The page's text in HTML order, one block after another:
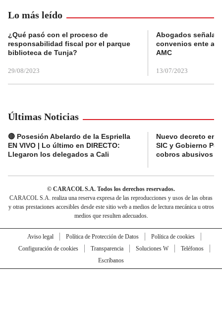
Lo más leído
¿Qué pasó con el proceso de
responsabilidad fiscal por el parque
biblioteca de Tunja?
29/08/2023
Abogados
convenios ente
AMC
13/07/2023
Últimas Noticias
🔴 Posesión Abelardo de la Espriella
EN VIVO | Lo último en DIRECTO:
Llegaron los delegados a Cali
Nuevo decreto en
SIC y Gobierno
cobros abusivos y
© CARACOL S.A. Todos los derechos reservados.
CARACOL S.A. realiza una reserva expresa de las reproducciones y usos de las obras
y otras prestaciones accesibles desde este sitio web a medios de lectura mecánica u otros
medios que resulten adecuados.
Aviso legal Política de Protección de Datos
Política de cookies
Configuración de cookies
Transparencia Soluciones W
Teléfonos
Escríbanos